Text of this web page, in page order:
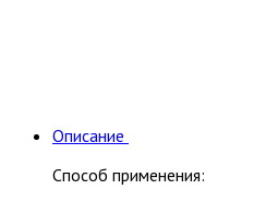
Описание
Способ применения: